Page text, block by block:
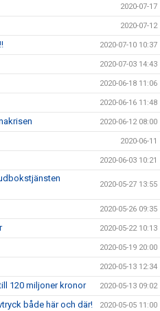
2020-07-17
2020-07-12
2020-07-10 10:37
2020-07-03 14:43
2020-06-18 11:06
2020-06-16 11:48
2020-06-12 08:00
2020-06-11
2020-06-03 10:21
2020-05-27 13:55
2020-05-26 09:35
2020-05-22 10:13
2020-05-19 20:00
2020-05-13 12:34
120 miljoner kronor 2020-05-13 09:02
både här och där! 2020-05-05 11:00